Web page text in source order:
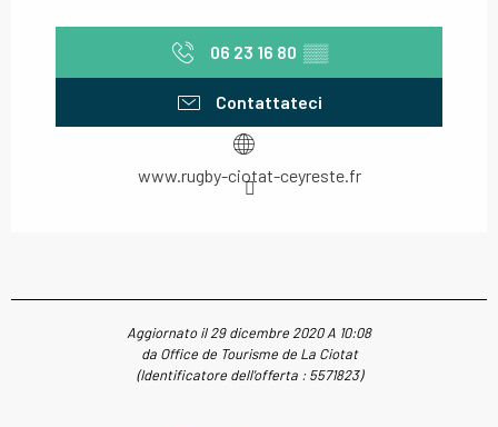
06 23 16 80 ▒▒
Contattateci
www.rugby-ciotat-ceyreste.fr
Aggiornato il 29 dicembre 2020 A 10:08
da Office de Tourisme de La Ciotat
(Identificatore dell'offerta :5571823)